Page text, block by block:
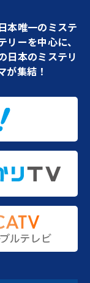
本唯一のミステ
ーを中心に、
日本のミステリ
が集結！